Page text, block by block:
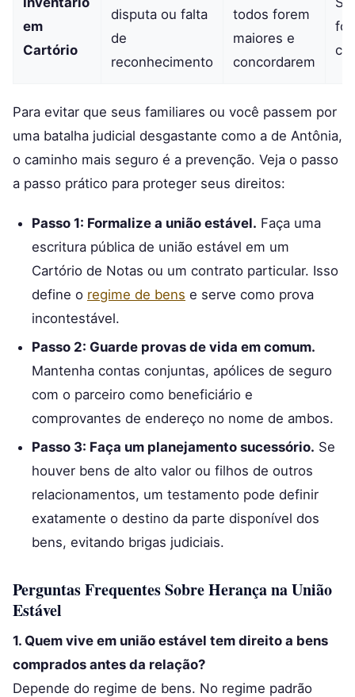
em
Cartório
disputa ou falta
de
reconhecimento
todos forem
maiores e
concordarem
Para evitar que seus familiares ou você passem por
uma batalha judicial desgastante como a de Antônia,
o caminho mais seguro é a prevenção. Veja o passo
a passo prático para proteger seus direitos:
Passo 1: Formalize a união estável. Faça uma
escritura pública de união estável em um
Cartório de Notas ou um contrato particular. Isso
define o regime de bens e serve como prova
incontestável.
Passo 2: Guarde provas de vida em comum.
Mantenha contas conjuntas, apólices de seguro
com o parceiro como beneficiário e
comprovantes de endereço no nome de ambos.
Passo 3: Faça um planejamento sucessório. Se
houver bens de alto valor ou filhos de outros
relacionamentos, um testamento pode definir
exatamente o destino da parte disponível dos
bens, evitando brigas judiciais.
Perguntas Frequentes Sobre Herança na União
Estável
1. Quem vive em união estável tem direito a bens
comprados antes da relação?
Depende do regime de bens. No regime padrão